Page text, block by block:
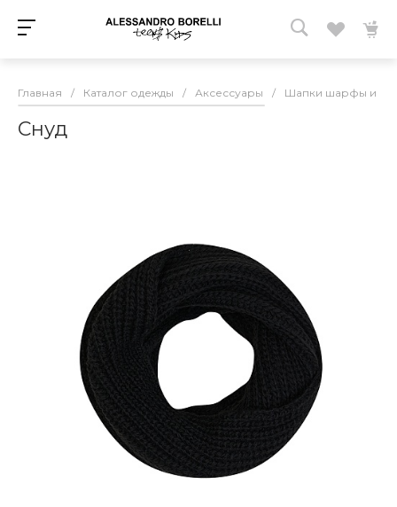
Главная / Каталог одежды / Аксессуары / Шапки шарфы и
Снуд